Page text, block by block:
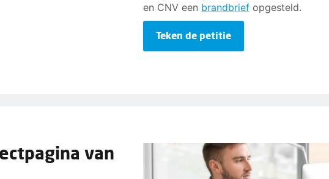
en CNV een brandbriefopgesteld.
Teken de petitie
van